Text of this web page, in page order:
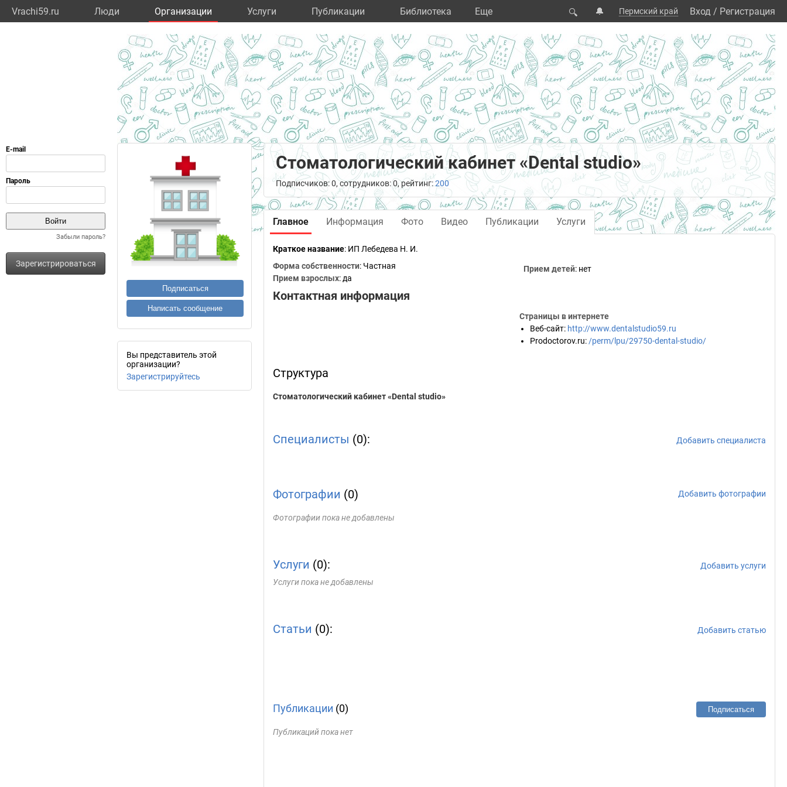
Vrachi59.ru Люди Организации Услуги Публикации Библиотека Eще 🔍 🔔 Пермский край Вход / Регистрация
Забыли пароль?
Зарегистрироваться
Подписаться
Написать сообщение
Вы представитель этой
организации?
Зарегистрируйтесь
Стоматологический кабинет «Dental studio»
Подписчиков: 0, сотрудников: 0, рейтинг:200
Главное Информация Фото Видео Публикации Услуги
Краткое название: ИП Лебедева Н. И.
Форма собственности: Частная
Прием взрослых: да
Прием детей: нет
Контактная информация
Страницы в интернете
Веб-сайт: http://www.dentalstudio59.ru
Prodoctorov.ru: /perm/lpu/29750-dental-studio/
Структура
Стоматологический кабинет «Dental studio»
Специалисты (0): Добавить специалиста
Фотографии (0) Добавить фотографии
Фотографии пока не добавлены
Услуги (0):
Добавить услуги
Услуги пока не добавлены
Статьи (0): Добавить статью
Публикации (0) Подписаться
Публикаций пока нет